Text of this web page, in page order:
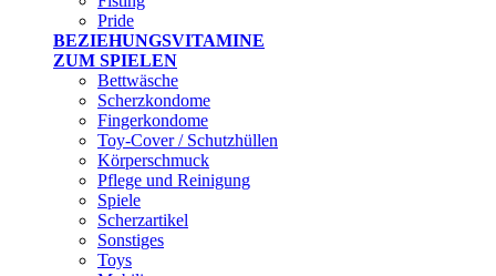
Pride
BEZIEHUNGSVITAMINE
ZUM SPIELEN
Bettwäsche
Scherzkondome
Fingerkondome
Toy-Cover / Schutzhüllen
Körperschmuck
Pflege und Reinigung
Spiele
Scherzartikel
Sonstiges
Toys